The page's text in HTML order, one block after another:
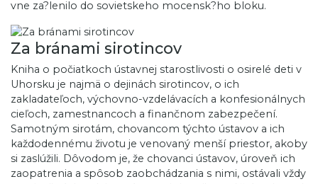
vne za?lenilo do sovietskeho mocensk?ho bloku.
Za bránami sirotincov
Kniha o počiatkoch ústavnej starostlivosti o osirelé deti v
Uhorsku je najmä o dejinách sirotincov, o ich
zakladateľoch, výchovno-vzdelávacích a konfesionálnych
cieľoch, zamestnancoch a finančnom zabezpečení.
Samotným sirotám, chovancom týchto ústavov a ich
každodennému životu je venovaný menší priestor, akoby
si zaslúžili. Dôvodom je, že chovanci ústavov, úroveň ich
zaopatrenia a spôsob zaobchádzania s nimi, ostávali vždy